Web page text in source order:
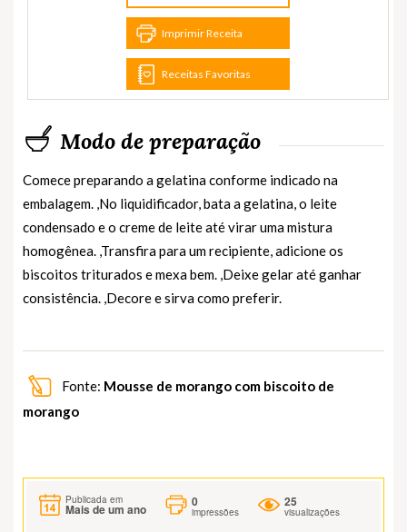
Imprimir Receita
Receitas Favoritas
Modo de preparação
Comece preparando a gelatina conforme indicado na
embalagem. ,No liquidificador, bata a gelatina, o leite
condensado e o creme de leite até virar uma mistura
homogênea. ,Transfira para um recipiente, adicione os
biscoitos triturados e mexa bem. ,Deixe gelar até ganhar
consistência. ,Decore e sirva como preferir.
Fonte: Mousse de morango com biscoito de
morango
Publicada em
Mais de um ano
0
impressões
25
visualizações